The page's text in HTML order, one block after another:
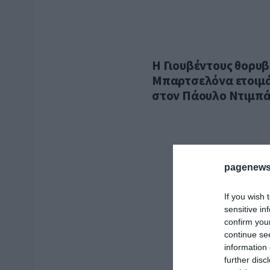
If you wish
sensitive
confirm
continue
information
further
Η Γιουβέντους
Μπαρτσελόνα
στον Πάουλο